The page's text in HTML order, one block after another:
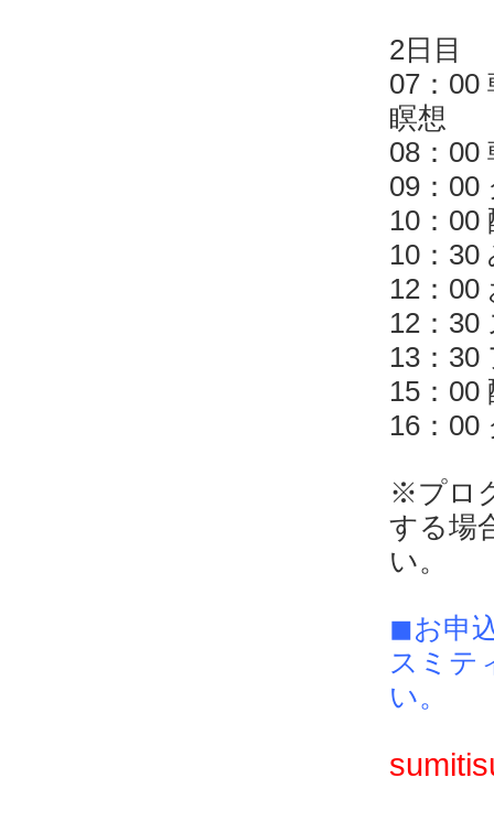
2日目
07：00
瞑想
08：00
09：00
10：00
10：30
12：00
12：30
13：30
15：00
16：00
※プロ
する場
い。
◼︎お申
スミテ
い。